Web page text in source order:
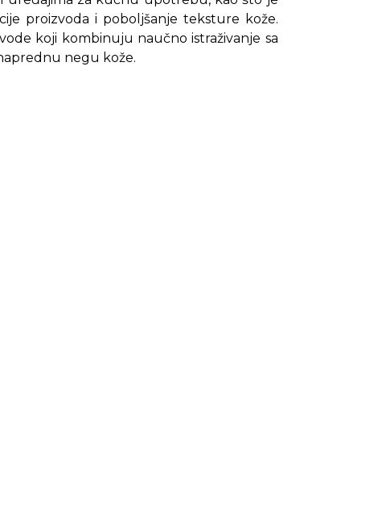
proizvoda i poboljšanje teksture kože.
koji kombinuju naučno istraživanje sa
negu kože.